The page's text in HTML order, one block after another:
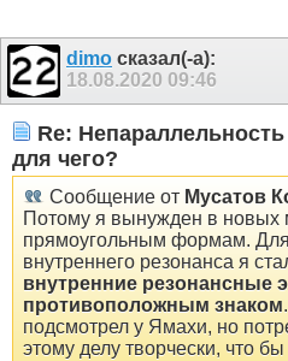
dimo сказал(-а):
18.08.2020 09:46
Re:
для чего?
Сообщение от Мусатов
Потому я вынужден в новых
прямоугольным формам.
внутреннего резонанса я
внутренние резонансные
противоположным знаком
подсмотрел у Ямахи, но
этому делу творчески, что